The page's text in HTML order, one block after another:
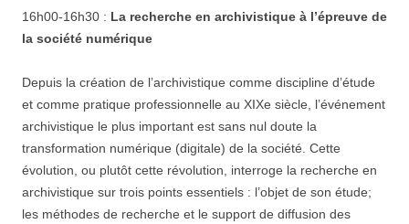
16h00-16h30 : La recherche en archivistique à l’épreuve de
la société numérique
Depuis la création de l’archivistique comme discipline d’étude
et comme pratique professionnelle au XIXe siècle, l’événement
archivistique le plus important est sans nul doute la
transformation numérique (digitale) de la société. Cette
évolution, ou plutôt cette révolution, interroge la recherche en
archivistique sur trois points essentiels : l’objet de son étude;
les méthodes de recherche et le support de diffusion des